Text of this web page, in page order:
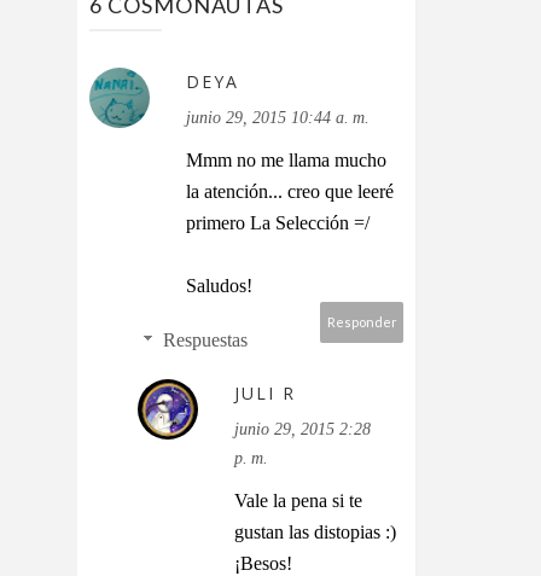
6 COSMONAUTAS
DEYA
junio 29, 2015 10:44 a. m.
Mmm no me llama mucho
la atención... creo que leeré
primero La Selección =/
Saludos!
Responder
Respuestas
JULI R
junio 29, 2015 2:28
p. m.
Vale la pena si te
gustan las distopias :)
¡Besos!